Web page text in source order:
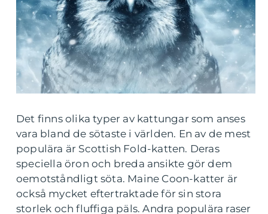
Det finns olika typer av kattungar som anses
vara bland de sötaste i världen. En av de mest
populära är Scottish Fold-katten. Deras
speciella öron och breda ansikte gör dem
oemotståndligt söta. Maine Coon-katter är
också mycket eftertraktade för sin stora
storlek och fluffiga päls. Andra populära raser